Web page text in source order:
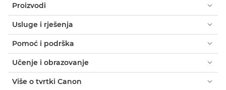
Proizvodi
Usluge i rješenja
Pomoć i podrška
Učenje i obrazovanje
Više o tvrtki Canon